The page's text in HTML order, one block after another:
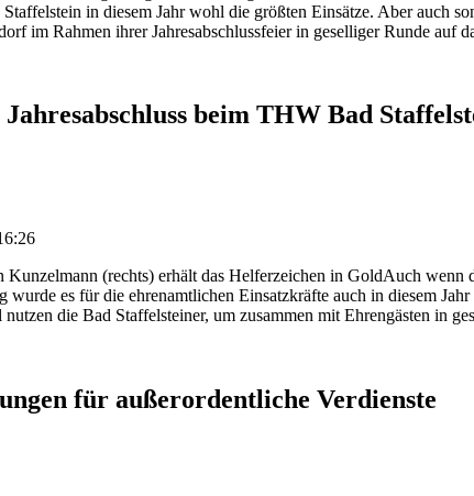
in diesem Jahr wohl die größten Einsätze. Aber auch
im Rahmen ihrer Jahresabschlussfeier in geselliger Runde auf
beim THW Bad
Auch wenn
es für die ehrenamtlichen Einsatzkräfte auch in diesem
die Bad Staffelsteiner, um zusammen mit Ehrengästen in
für außerordentliche Verdienste